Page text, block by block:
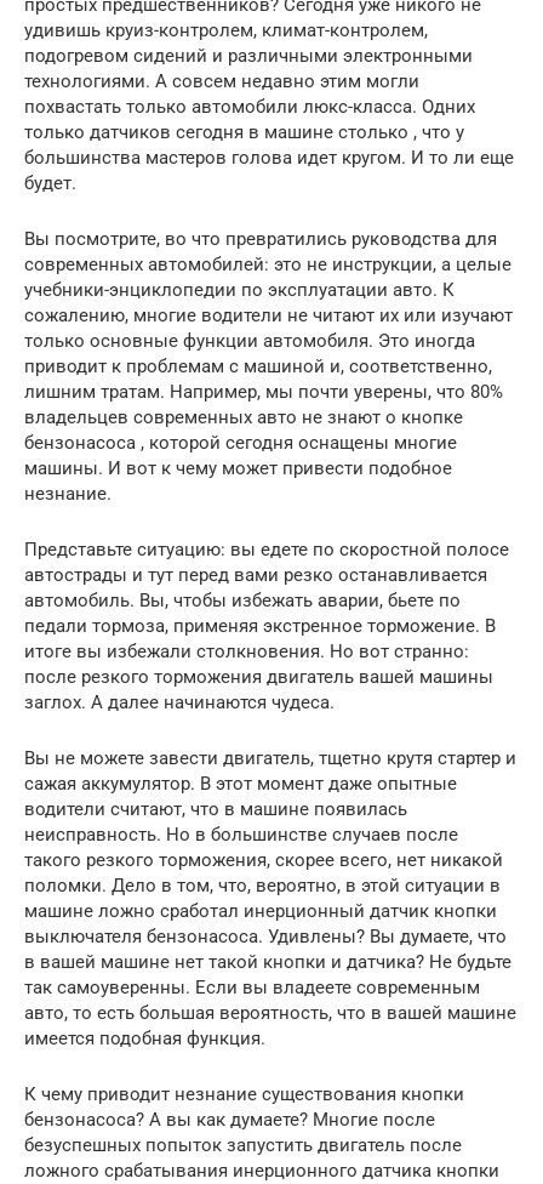
простых предшественников? Сегодня уже никого не
удивишь круиз-контролем, климат-контролем,
подогревом сидений и различными электронными
технологиями. А совсем недавно этим могли
похвастать только автомобили люкс-класса. Одних
только датчиков сегодня в машине столько , что у
большинства мастеров голова идет кругом. И то ли еще
будет.
Вы посмотрите, во что превратились руководства для
современных автомобилей: это не инструкции, а целые
учебники-энциклопедии по эксплуатации авто. К
сожалению, многие водители не читают их или изучают
только основные функции автомобиля. Это иногда
приводит к проблемам с машиной и, соответственно,
лишним тратам. Например, мы почти уверены, что 80%
владельцев современных авто не знают о кнопке
бензонасоса , которой сегодня оснащены многие
машины. И вот к чему может привести подобное
незнание.
Представьте ситуацию: вы едете по скоростной полосе
автострады и тут перед вами резко останавливается
автомобиль. Вы, чтобы избежать аварии, бьете по
педали тормоза, применяя экстренное торможение. В
итоге вы избежали столкновения. Но вот странно:
после резкого торможения двигатель вашей машины
заглох. А далее начинаются чудеса.
Вы не можете завести двигатель, тщетно крутя стартер и
сажая аккумулятор. В этот момент даже опытные
водители считают, что в машине появилась
неисправность. Но в большинстве случаев после
такого резкого торможения, скорее всего, нет никакой
поломки. Дело в том, что, вероятно, в этой ситуации в
машине ложно сработал инерционный датчик кнопки
выключателя бензонасоса. Удивлены? Вы думаете, что
в вашей машине нет такой кнопки и датчика? Не будьте
так самоуверенны. Если вы владеете современным
авто, то есть большая вероятность, что в вашей машине
имеется подобная функция.
К чему приводит незнание существования кнопки
бензонасоса? А вы как думаете? Многие после
безуспешных попыток запустить двигатель после
ложного срабатывания инерционного датчика кнопки